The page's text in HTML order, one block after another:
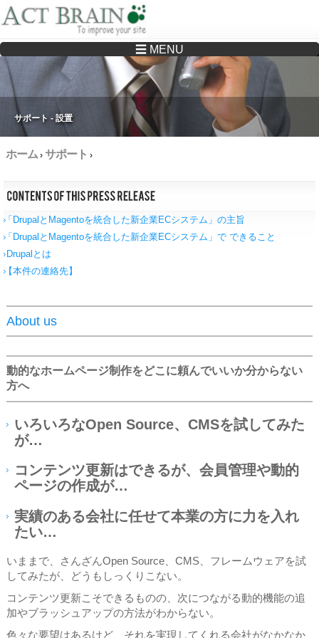
Drupalサイトの制作・保守をどこに頼んでいいか分からない方へ…まずはご相談く
ださい
☰ MENU
サポート - 設置
ホーム› サポート ›
「DrupalとMagentoを統合した新企業ECシステム」の主旨
「DrupalとMagentoを統合した新企業ECシステム」で できること
Drupalとは
【本件の連絡先】
About us
動的なホームページ制作をどこに頼んでいいか分からない
方へ
いろいろなOpen Source、CMSを試してみた
が…
コンテンツ更新はできるが、会員管理や動的
ページの作成が…
実績のある会社に任せて本業の方に力を入れ
たい…
いままで、さんざんOpen Source、CMS、フレームウェアを試
してみたが、どうもしっくりこない。
コンテンツ更新こそできるものの、次につながる動的機能の追
加やブラッシュアップの方法がわからない。
色々な要望はあるけど、それを実現してくれる会社がなかなか